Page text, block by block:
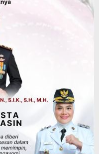
Berangkat ke
Dua
Banjar,
Hampir 2 Ton
Penukaran